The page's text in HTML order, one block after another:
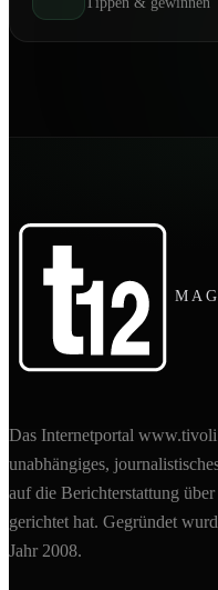
Das Internetportal
unabhängiges,
auf die Berichterstattung
gerichtet hat. Gegründet
Jahr 2008.